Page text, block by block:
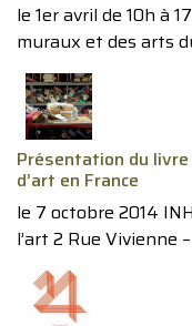
le 1er avril de 10h à
muraux et des arts
Présentation du
d’art en France
le 7 octobre 2014
l’art 2 Rue Vivienne